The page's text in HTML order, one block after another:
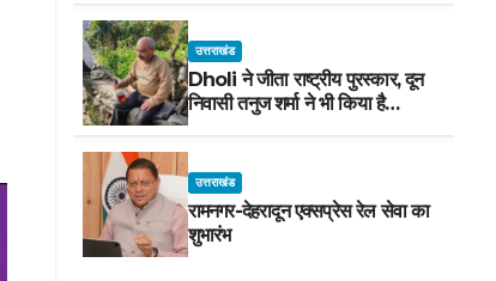
उत्तराखंड
Dholi ने जीता राष्ट्रीय पुरस्कार, दून
निवासी तनुज शर्मा ने भी किया है
अभिनय! सीएम ने दी शुभकामनाएं !
उत्तराखंड
रामनगर-देहरादून एक्सप्रेस रेल सेवा का
शुभारंभ